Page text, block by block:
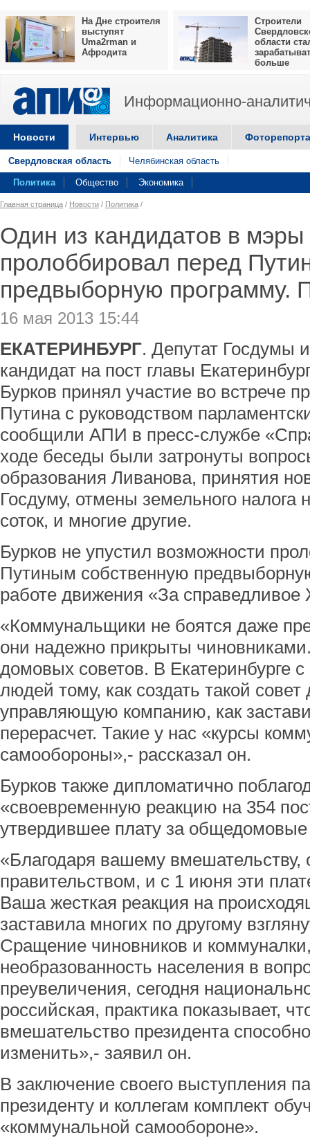
На Дне строителя
выступят
Uma2rman и
Афродита
Строители
области
больше
Информационно-
Новости Интервью Аналитика
Свердловская область Челябинская область
Политика Общество Экономика
Главная страница / Новости / Политика /
Один из кандидатов в мэры
пролоббировал перед
предвыборную программу.
16 мая 2013 15:44
ЕКАТЕРИНБУРГ. Депутат Госдумы
кандидат на пост главы
Бурков принял участие во встрече
Путина с руководством
сообщили АПИ в пресс-службе
ходе беседы были затронуты
образования Ливанова, принятия
Госдуму, отмены земельного налога
соток, и многие другие.
Бурков не упустил возможности
Путиным собственную
работе движения «За справедливое
«Коммунальщики не боятся даже
они надежно прикрыты
домовых советов. В Екатеринбурге
людей тому, как создать такой
управляющую компанию, как
перерасчет. Такие у нас «курсы
самообороны»,- рассказал он.
Бурков также дипломатично
«своевременную реакцию на 354
утвердившее плату за
«Благодаря вашему вмешательству,
правительством, и с 1 июня эти
Ваша жесткая реакция на
заставила многих по другому
Сращение чиновников и
необразованность населения в
преувеличения, сегодня
российская, практика показывает,
вмешательство президента
изменить»,- заявил он.
В заключение своего выступления
президенту и коллегам комплект
«коммунальной самообороне».